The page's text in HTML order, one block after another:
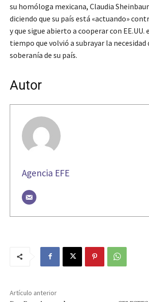
su homóloga mexicana, Claudia
diciendo que su país está «actuando»
y que sigue abierto a cooperar con EE.UU.
tiempo que volvió a subrayar la necesidad
soberanía de su país.
Autor
Agencia EFE
Artículo anterior